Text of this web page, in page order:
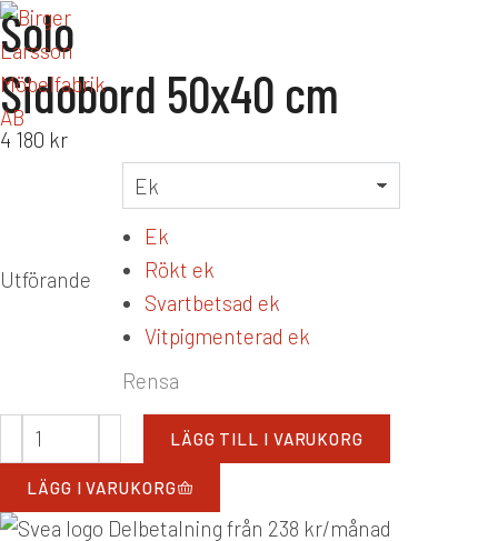
Solo
Sidobord 50x40 cm
4 180 kr
Utförande
Ek
Rökt ek
Svartbetsad ek
Vitpigmenterad ek
Rensa
LÄGG TILL I VARUKORG
LÄGG I VARUKORG
Delbetalning från 238 kr/månad